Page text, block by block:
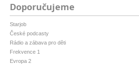
Doporučujeme
Starjob
České podcasty
Rádio a zábava pro děti
Frekvence 1
Evropa 2